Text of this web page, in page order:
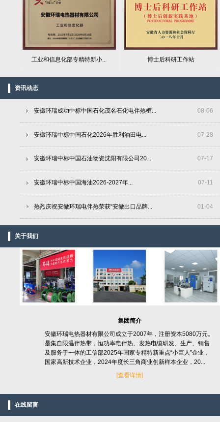
工业和信息化部专精特新小... 博士后科研工作站
资讯动态
08-06
安徽环瑞成功中标中国石化茂名石化电伴热框...
07-28
安徽环瑞中标中国石化2026年胜利油田电...
07-17
安徽环瑞中标中国石油物资沈阳有限公司20...
07-11
安徽环瑞中标中国海油2026-2027年...
01-04
热烈庆祝安徽环瑞电伴热荣获“安徽出口品牌...
关于我们
集团简介
安徽环瑞电热器材有限公司成立于2007年，注册资本5080万元。
是集自限温伴热带，恒功率电伴热、发热电缆研发、生产、销售
及服务于一体的工信部2025年国家专精特新重点“小巨人”企业，
国家高新技术企业，2024年度长三角商业创新样本企业，20...
[查看详情]
在线留言